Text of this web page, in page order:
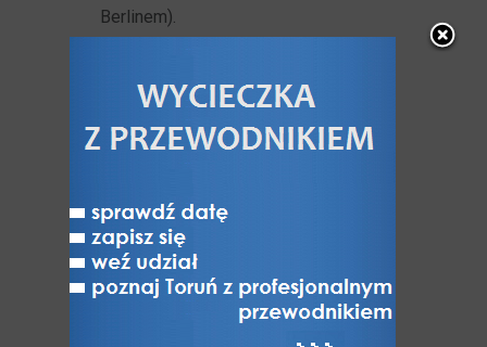
Berlinem).
Mapa centrum Torunia z 1912 r.
z oznaczonym (linia koloru
pomarańczowego) obszarem